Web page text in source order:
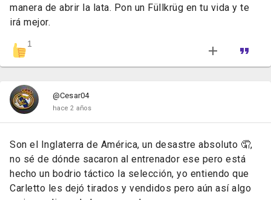
manera de abrir la lata. Pon un Füllkrüg en tu vida y te
irá mejor.
1
@Cesar04
hace 2 años
Son el Inglaterra de América, un desastre absoluto 🤦,
no sé de dónde sacaron al entrenador ese pero está
hecho un bodrio táctico la selección, yo entiendo que
Carletto les dejó tirados y vendidos pero aún así algo